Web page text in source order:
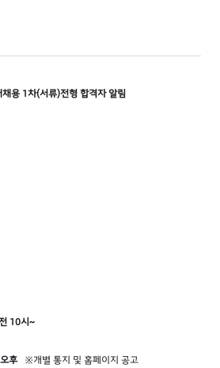
용 1차(서류)전형 합격자 알림
10시~
후 ※개별 통지 및 홈페이지 공고